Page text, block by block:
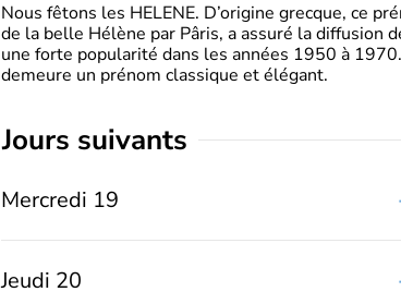
Nous fêtons les HELENE. D’origine grecque, ce
de la belle Hélène par Pâris, a assuré la diffusion
une forte popularité dans les années 1950 à
demeure un prénom classique et élégant.
jours suivants
Mercredi 19
Jeudi 20